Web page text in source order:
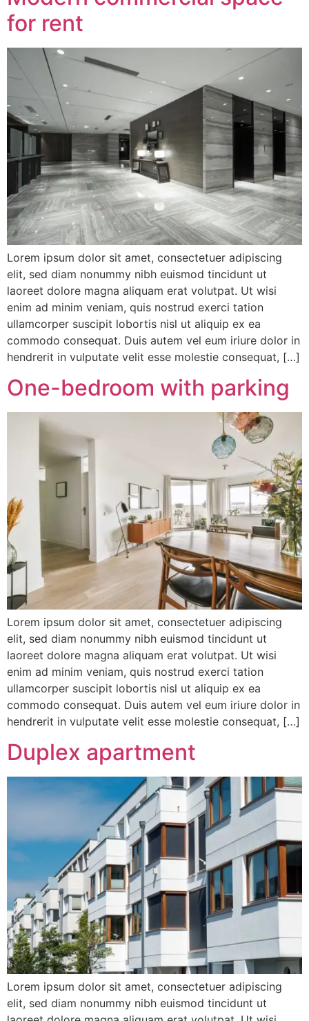
for rent
Lorem ipsum dolor sit amet, consectetuer adipiscing
elit, sed diam nonummy nibh euismod tincidunt ut
laoreet dolore magna aliquam erat volutpat. Ut wisi
enim ad minim veniam, quis nostrud exerci tation
ullamcorper suscipit lobortis nisl ut aliquip ex ea
commodo consequat. Duis autem vel eum iriure dolor in
hendrerit in vulputate velit esse molestie consequat, […]
One-bedroom with parking
Lorem ipsum dolor sit amet, consectetuer adipiscing
elit, sed diam nonummy nibh euismod tincidunt ut
laoreet dolore magna aliquam erat volutpat. Ut wisi
enim ad minim veniam, quis nostrud exerci tation
ullamcorper suscipit lobortis nisl ut aliquip ex ea
commodo consequat. Duis autem vel eum iriure dolor in
hendrerit in vulputate velit esse molestie consequat, […]
Duplex apartment
Lorem ipsum dolor sit amet, consectetuer adipiscing
elit, sed diam nonummy nibh euismod tincidunt ut